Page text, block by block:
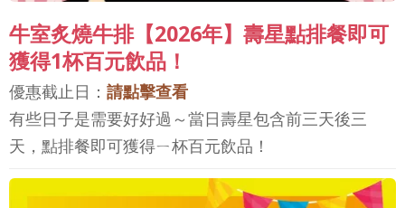
牛室炙燒牛排【2026年】壽星點排餐即可
獲得1杯百元飲品！
優惠截止日： 請點擊查看
有些日子是需要好好過～當日壽星包含前三天後三
天，點排餐即可獲得ㄧ杯百元飲品！